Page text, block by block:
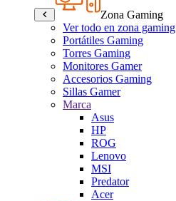
Zona Gaming
Ver todo en zona gaming
Portátiles Gaming
Torres Gaming
Monitores Gamer
Accesorios Gaming
Sillas Gamer
Marca
Asus
HP
ROG
Lenovo
MSI
Predator
Acer